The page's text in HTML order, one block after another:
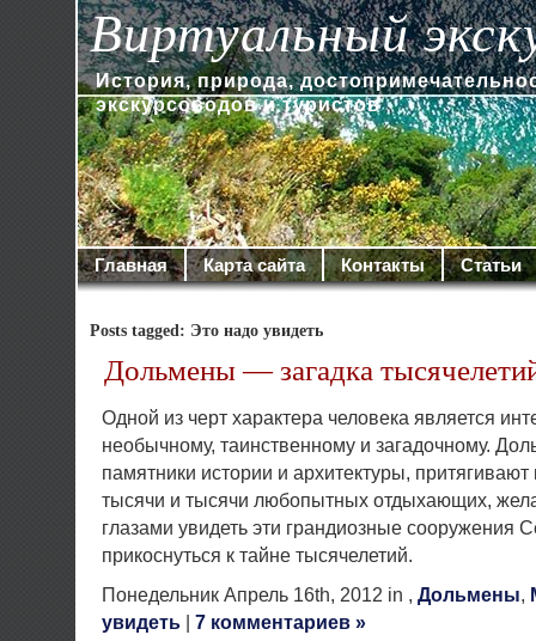
Виртуальный
История, природа,
экскурсоводов и туристов
Главная Карта сайта Контакты Статьи
Posts tagged: Это надо увидеть
Дольмены — загадка
Одной из черт характера человека является
необычному, таинственному и загадочному.
памятники истории и архитектуры,
тысячи и тысячи любопытных отдыхающих,
глазами увидеть эти грандиозные сооружения
прикоснуться к тайне тысячелетий.
Понедельник Апрель 16th, 2012 in , Дольмены,
увидеть | 7 комментариев »